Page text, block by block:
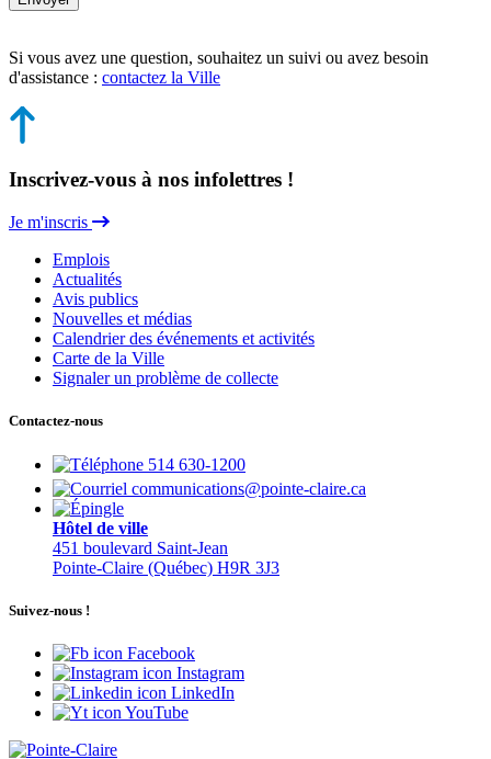
Si vous avez une question, souhaitez un suivi ou avez besoin
d'assistance : contactez la Ville
Inscrivez-vous à nos infolettres !
Je m'inscris
Emplois
Actualités
Avis publics
Nouvelles et médias
Calendrier des événements et activités
Carte de la Ville
Signaler un problème de collecte
Contactez-nous
514 630-1200
communications@pointe-claire.ca
Hôtel de ville
451 boulevard Saint-Jean
Pointe-Claire (Québec) H9R 3J3
Suivez-nous !
Facebook
Instagram
LinkedIn
YouTube